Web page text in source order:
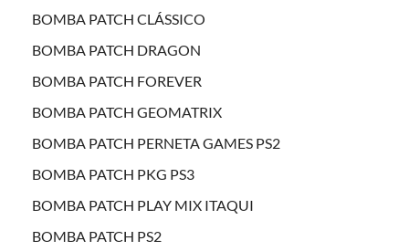
BOMBA PATCH CLÁSSICO
BOMBA PATCH DRAGON
BOMBA PATCH FOREVER
BOMBA PATCH GEOMATRIX
BOMBA PATCH PERNETA GAMES PS2
BOMBA PATCH PKG PS3
BOMBA PATCH PLAY MIX ITAQUI
BOMBA PATCH PS2